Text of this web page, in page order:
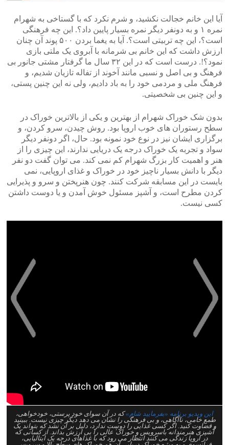
آیا این خانم خجالت نکشید، و شرم نکرد که با گستاخی به شهرام
نمره ۱ و به دونفر دیگر نمره بسیار پایین داد؟. این چه فرهنگی
است؟، این چه تربیتی است؟. آیا به یغما بردن ۵۰۰ پوند آن چنان
ارزش داشت که این خانم بی شرمانه با آبروی یک ملتی بازی
نمود؟!. درست است که در این ۳۲ سال ما گرفتار مشتی جانور بی
فرهنگ و بی اصل و نسبی مانند آخوند از تفاله تازیان شدیم، و
فرهنگ ملی و مردمی خود را به باد دادیم، ولی نه این چنین پستی،
و این چنین بی شخصیتی.
بدون شک خوراک شهرام از بهترین و یکی از بالاترین خوراک در
سطح رستوران های خوب اروپا بود. روش چیدن، سرو کردن، و
برگزاری ایشان نیز در نوع خود نمونه بود. حال، اگر دونفر دیگر
سواد و تجربه یک خوراک درجه یک دریایی ندارند، این چیزی را از
هنر و اهمیت کار بزرگ شهرام کم نمی کند. می توان گفت دو نفر
دیگر با دانش بسیار ناچیز خود در خوراک و غذای اروپایی، نمی
بایست در این مسابقه شرکت کنند. چون هنرپختن و سرو و پذیرایی
کردن مطرح است، و آشپز مسئول خوش آمدن و یا دوست داشتن
کسی نیست.
این ویدیو برنامه «بفرمایید شام»که در آن سوای خود پرستی، خودخواهی،
طمع خامی، ناآگاهی، و بی فرهنگی را نشان می دهد دیگر چیزی نیست. ببینید
و قضاوت کنید. اگر کسی غذایی را دوست ندارد، دلیل بر آن نشد که بتواند یک
آشپزی هنرمندانه باسرویس و خوراک ٰعالی را بی ارزش بداند. از کسانی که
در اروپا زندگی می کنند انتظار می رود که با غذاهای درجه یک ایتالیایی،